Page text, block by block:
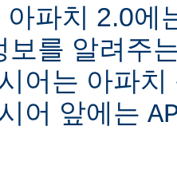
아파치 2.0에
보를 알려주
어는 아파
어 앞에는